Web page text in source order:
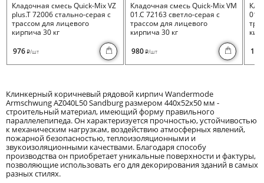
Кладочная смесь Quick-Mix VZ
plus.T 72006 стально-серая с
трассом для лицевого
кирпича 30 кг
976 i/шт
Кладочная смесь Quick-Mix VM
01.C 72163 светло-серая с
трассом для лицевого
кирпича 30 кг
980 i/шт
01.I
Клинкерный коричневый рядовой кирпич Wandermode
Armschwung AZ040L50 Sandburg размером 440x52x50 мм -
строительный материал, имеющий форму правильного
параллелепипеда. Он характеризуется прочностью, устойчивостью
к механическим нагрузкам, воздействию атмосферных явлений,
пожарной безопасностью, теплоизоляционными и
звукоизоляционными качествами. Благодаря способу
производства он приобретает уникальные поверхности и фактуры,
позволяющие использовать его для декорирования зданий в самых
разных стилях.